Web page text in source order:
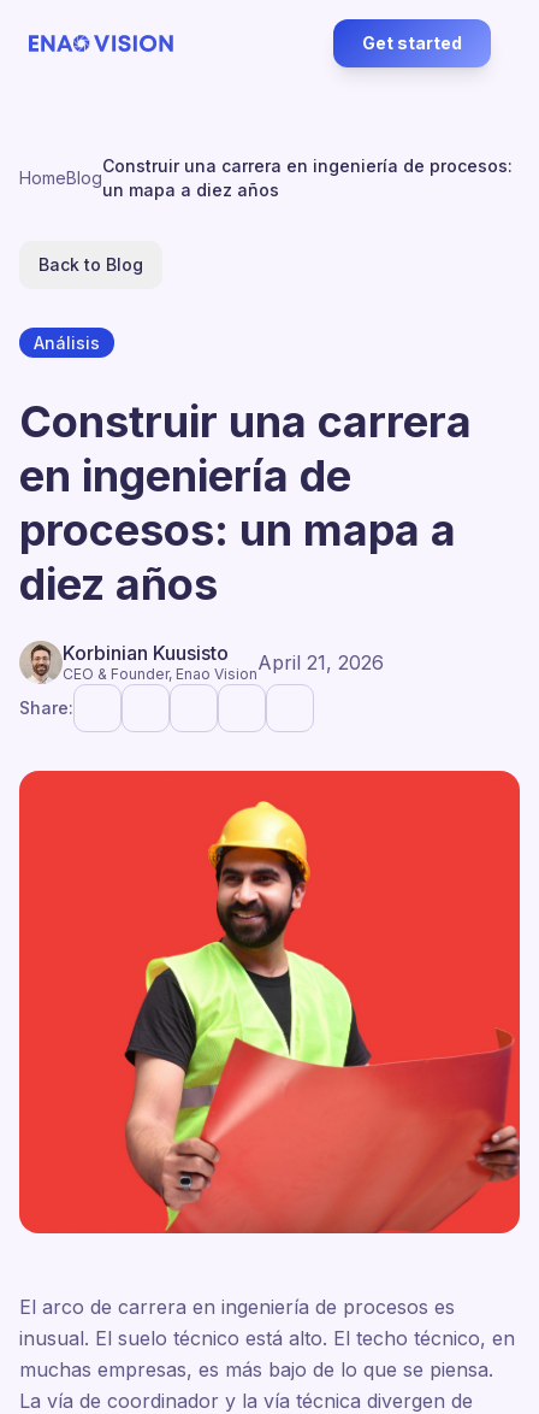
Get started
HomeBlog
Construir una carrera en ingeniería de procesos:
un mapa a diez años
Back to Blog
Análisis
Construir una carrera
en ingeniería de
procesos: un mapa a
diez años
Korbinian Kuusisto
CEO & Founder, Enao VisionApril 21, 2026
Share:
El arco de carrera en ingeniería de procesos es
inusual. El suelo técnico está alto. El techo técnico, en
muchas empresas, es más bajo de lo que se piensa.
La vía de coordinador y la vía técnica divergen de